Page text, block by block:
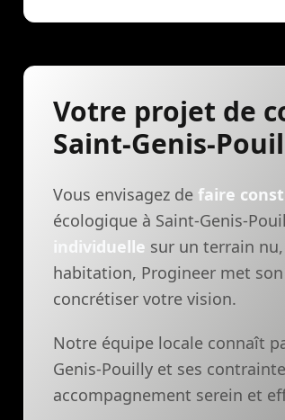
Votre projet de
Saint-Genis-
Vous envisagez de faire
écologique à Saint-Genis-
individuelle sur un terrain
habitation, Progineer met son
concrétiser votre vision.
Notre équipe locale connaît
Genis-Pouilly et ses
accompagnement serein et